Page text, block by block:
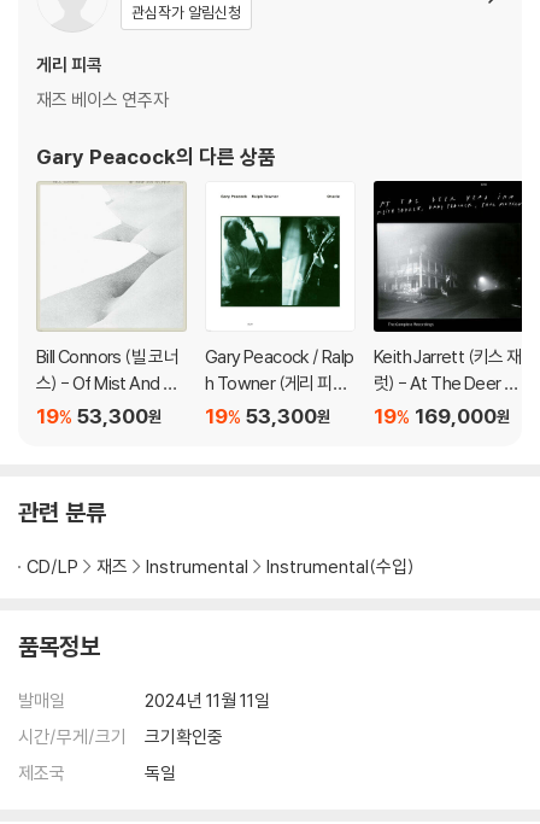
관심작가 알림신청
게리 피콕
재즈 베이스 연주자
Gary Peacock의 다른 상품
Bill Connors (빌 코너
스) - Of Mist And Me
lting [LP]53,300원
19%
Gary Peacock / Ralp
h Towner (게리 피콕
/ 랠프 타우너) - Oracl
53,300원
19%
Keith Jarrett (키스 재
럿) - At The Deer H
ead Inn (The Compl
169,000원
19%
관련 분류
CD/LP 재즈 Instrumental Instrumental(수입)
품목정보
발매일
2024년 11월 11일
시간/무게/크기
크기확인중
제조국
독일